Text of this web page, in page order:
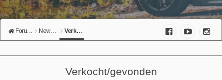
Forumoverzicht NewMINIclub-shop Verkocht/gevonden
Verkocht/gevonden